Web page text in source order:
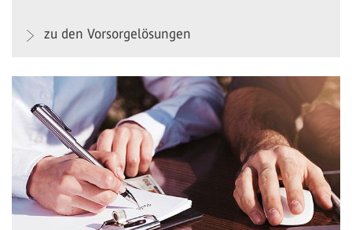
zu den Vorsorgelösungen